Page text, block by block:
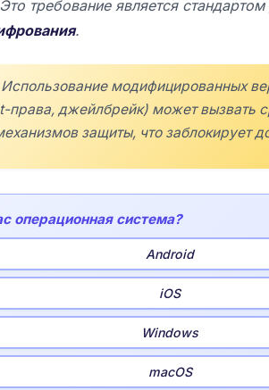
требование является
.
модифицированных
права, джейлбрейк) может вызвать
защиты, что заблокирует
операционная система?
Android
iOS
Windows
macOS